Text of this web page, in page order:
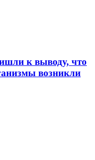
к выводу, что
возникли